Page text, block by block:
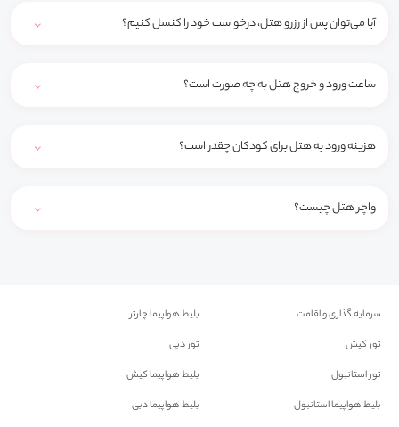
آیا می‌توان پس از رزرو هتل، درخواست خود را کنسل کنیم؟
ساعت ورود و خروج هتل به چه صورت است؟
هزینه ورود به هتل برای کودکان چقدر است؟
واچر هتل چیست؟
سرمایه گذاری و اقامت
بلیط هواپیما چارتر
تور کیش
تور دبی
تور استانبول
بلیط هواپیما کیش
بلیط هواپیما استانبول
بلیط هواپیما دبی